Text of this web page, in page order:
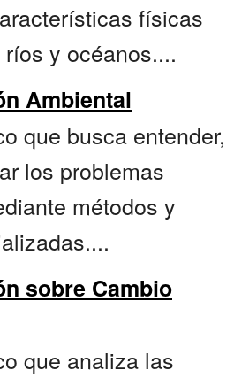
físicas
y océanos....
Ambiental
que busca entender,
los problemas
métodos y
sobre Cambio
que analiza las